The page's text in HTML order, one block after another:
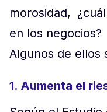
morosidad,
en los negocios?
Algunos de ellos
1. Aumenta el